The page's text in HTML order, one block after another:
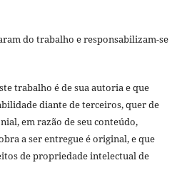
do trabalho e responsabilizam-se
trabalho é de sua autoria e que
diante de terceiros, quer de
em razão de seu conteúdo,
a ser entregue é original, e que
de propriedade intelectual de